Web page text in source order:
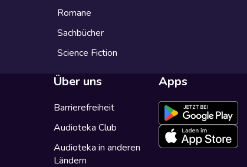
Romane
Sachbücher
Science Fiction
Über uns
Barrierefreiheit
Audioteka Club
Audioteka in anderen
Ländern
Apps